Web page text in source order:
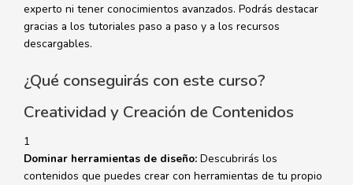
experto ni tener conocimientos avanzados. Podrás destacar
gracias a los tutoriales paso a paso y a los recursos
descargables.
¿Qué conseguirás con este curso?
Creatividad y Creación de Contenidos
1
Dominar herramientas de diseño: Descubrirás los
contenidos que puedes crear con herramientas de tu propio